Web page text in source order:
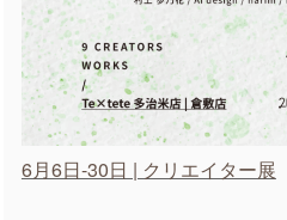
6月6日-30日 | クリエイター展